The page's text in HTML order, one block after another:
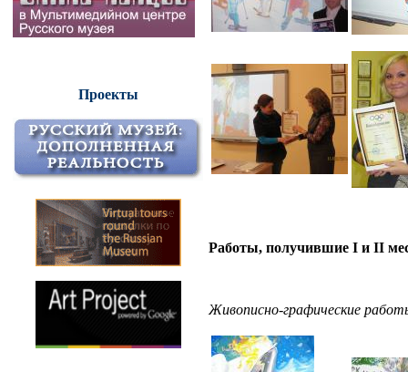
Проекты
Работы, получившие I и II
Живописно-графические